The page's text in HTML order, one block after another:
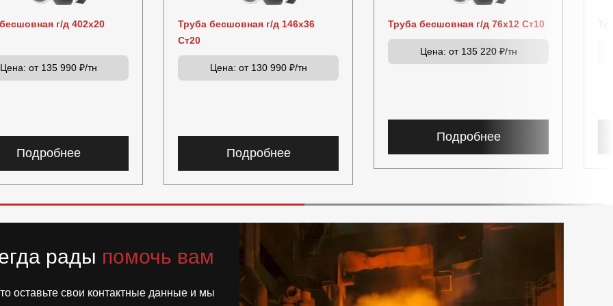
г/д 402х20
Цена: от 135 990 ₽/тн
Подробнее
Труба бесшовная г/д 146х36
Ст20
Цена: от 130 990 ₽/тн
Подробнее
Труба бесшовная г/д 76х12 Ст10
Цена: от 135 220 ₽/тн
Подробнее
рады помочь вам
оставьте свои контактные данные и мы